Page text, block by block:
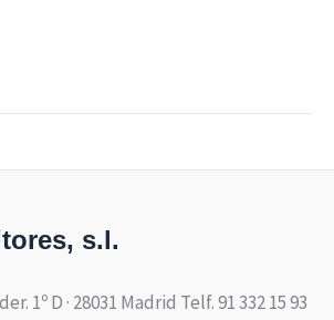
s.l.
1º D · 28031 Madrid Telf. 91 332 15 93